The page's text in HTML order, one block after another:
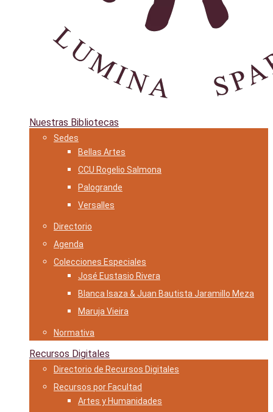
Nuestras Bibliotecas
Sedes
Bellas Artes
CCU Rogelio Salmona
Palogrande
Versalles
Directorio
Agenda
Colecciones Especiales
José Eustasio Rivera
Blanca Isaza & Juan Bautista Jaramillo Meza
Maruja Vieira
Normativa
Recursos Digitales
Directorio de Recursos Digitales
Recursos por Facultad
Artes y Humanidades